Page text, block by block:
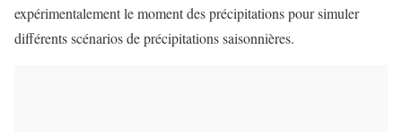
expérimentalement le moment des précipitations pour simuler
différents scénarios de précipitations saisonnières.